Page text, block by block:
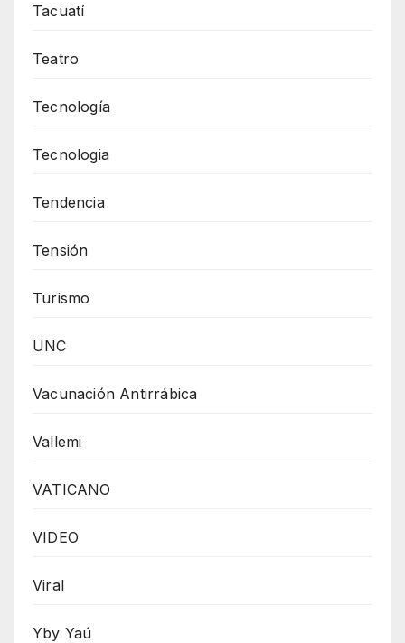
Tacuatí
Teatro
Tecnología
Tecnologia
Tendencia
Tensión
Turismo
UNC
Vacunación Antirrábica
Vallemi
VATICANO
VIDEO
Viral
Yby Yaú